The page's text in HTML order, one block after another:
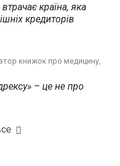
країна, яка
кредиторів
книжок про медицину,
– це не про